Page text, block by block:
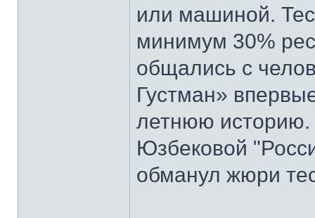
или машиной.
минимум 30%
общались с
Густман»
летнюю историю.
Юзбековой
обманул жюри